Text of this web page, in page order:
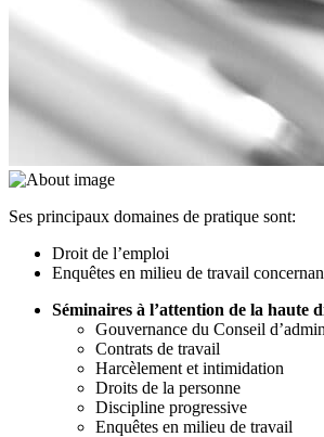
Ses principaux domaines de pratique sont:
Droit de l’emploi
Enquêtes en milieu de travail
Séminaires à l’attention de la haute
Gouvernance du Conseil
Contrats de travail
Harcèlement et intimidation
Droits de la personne
Discipline progressive
Enquêtes en milieu de travail